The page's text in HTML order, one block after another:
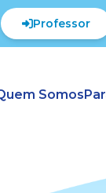
Professor
Somos